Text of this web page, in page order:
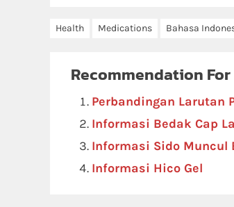
Health Medications Bahasa
Recommendation For
Perbandingan Larutan
Informasi Bedak Cap
Informasi Sido Muncul
Informasi Hico Gel